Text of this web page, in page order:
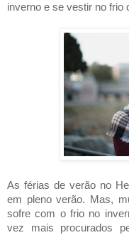
inverno e se vestir no frio
As férias de verão no
em pleno verão. Mas,
sofre com o frio no
vez mais procurados